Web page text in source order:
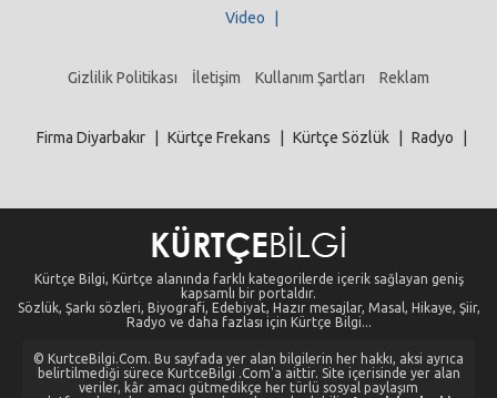
Video
Gizlilik Politikası İletişim Kullanım Şartları Reklam
Firma Diyarbakır Kürtçe Frekans Kürtçe Sözlük Radyo
Kürtçe Bilgi, Kürtçe alanında farklı kategorilerde içerik sağlayan geniş
kapsamlı bir portaldır.
Sözlük, Şarkı sözleri, Biyografi, Edebiyat, Hazır mesajlar, Masal, Hikaye, Şiir,
Radyo ve daha fazlası için Kürtçe Bilgi...
© KurtceBilgi.Com. Bu sayfada yer alan bilgilerin her hakkı, aksi ayrıca
belirtilmediği sürece KurtceBilgi .Com'a aittir. Site içerisinde yer alan
veriler, kâr amacı gütmedikçe her türlü sosyal paylaşım